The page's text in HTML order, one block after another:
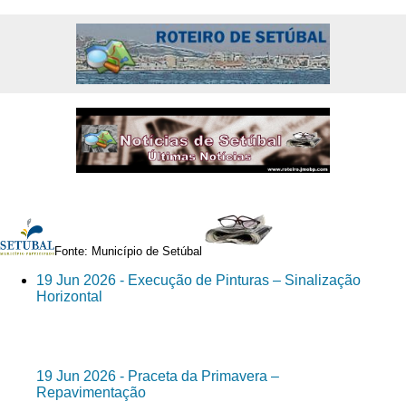
Fonte: Município de Setúbal
19 Jun 2026 - Execução de Pinturas – Sinalização
Horizontal
19 Jun 2026 - Praceta da Primavera –
Repavimentação